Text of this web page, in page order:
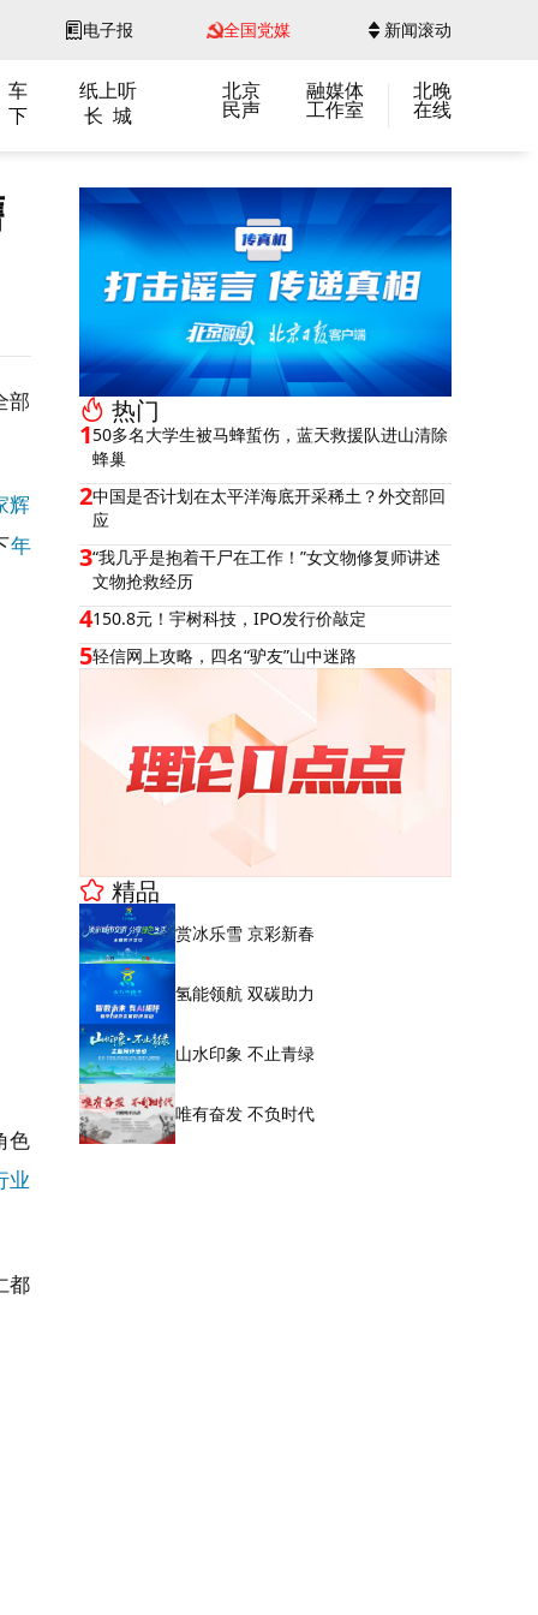
电子报 全国党媒 新闻滚动
车
纸上听
下
长 城
北京
民声
融媒体
工作室
北晚
在线
部
辉
年
色
业
都
热门
150多名大学生被马蜂蜇伤，蓝天救援队进山清除
蜂巢
2中国是否计划在太平洋海底开采稀土？外交部回
应
3“我几乎是抱着干尸在工作！”女文物修复师讲述
文物抢救经历
4150.8元！宇树科技，IPO发行价敲定
5轻信网上攻略，四名“驴友”山中迷路
精品
赏冰乐雪 京彩新春
氢能领航 双碳助力
山水印象 不止青绿
唯有奋发 不负时代